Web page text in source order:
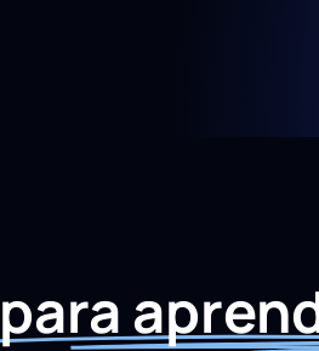
para